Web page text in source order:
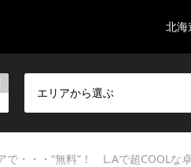
北海
エリアから選ぶ
で・・・“無料”！ L.Aで超COOLな